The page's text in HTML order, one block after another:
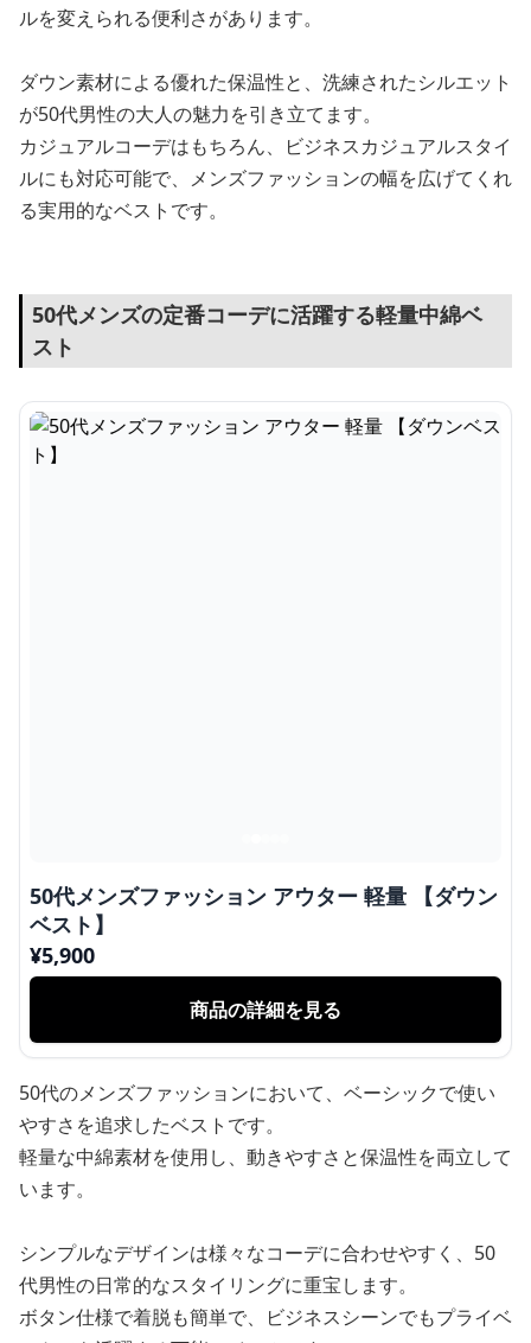
ルを変えられる便利さがあります。
ダウン素材による優れた保温性と、洗練されたシルエット
が50代男性の大人の魅力を引き立てます。
カジュアルコーデはもちろん、ビジネスカジュアルスタイ
ルにも対応可能で、メンズファッションの幅を広げてくれ
る実用的なベストです。
50代メンズの定番コーデに活躍する軽量中綿ベ
スト
50代メンズファッション アウター 軽量 【ダウン
ベスト】
¥5,900
商品の詳細を見る
50代のメンズファッションにおいて、ベーシックで使い
やすさを追求したベストです。
軽量な中綿素材を使用し、動きやすさと保温性を両立して
います。
シンプルなデザインは様々なコーデに合わせやすく、50
代男性の日常的なスタイリングに重宝します。
ボタン仕様で着脱も簡単で、ビジネスシーンでもプライベ